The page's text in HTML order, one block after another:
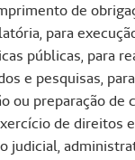
de
para
públicas, para
e pesquisas, para
ou preparação de
de direitos
judicial,